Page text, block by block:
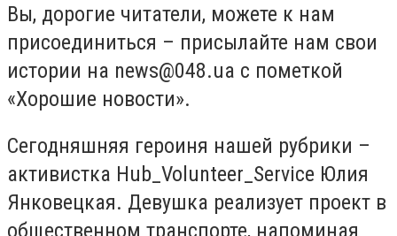
Вы, дорогие читатели, можете к нам
присоединиться – присылайте нам свои
истории на news@048.ua с пометкой
«Хорошие новости».
Сегодняшняя героиня нашей рубрики –
активистка Hub_Volunteer_Service Юлия
Янковецкая. Девушка реализует проект в
общественном транспорте, напоминая